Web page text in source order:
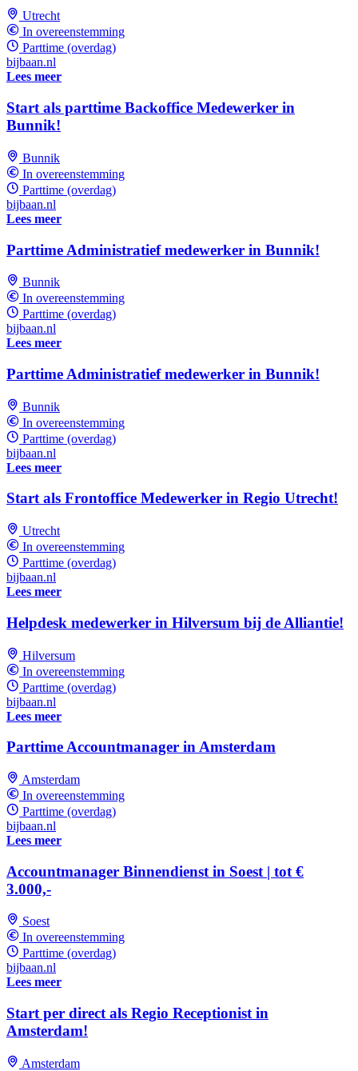
Utrecht
In overeenstemming
Parttime (overdag)
bijbaan.nl
Lees meer
Start als parttime Backoffice Medewerker in
Bunnik!
Bunnik
In overeenstemming
Parttime (overdag)
bijbaan.nl
Lees meer
Parttime Administratief medewerker in Bunnik!
Bunnik
In overeenstemming
Parttime (overdag)
bijbaan.nl
Lees meer
Parttime Administratief medewerker in Bunnik!
Bunnik
In overeenstemming
Parttime (overdag)
bijbaan.nl
Lees meer
Start als Frontoffice Medewerker in Regio Utrecht!
Utrecht
In overeenstemming
Parttime (overdag)
bijbaan.nl
Lees meer
Helpdesk medewerker in Hilversum bij de Alliantie!
Hilversum
In overeenstemming
Parttime (overdag)
bijbaan.nl
Lees meer
Parttime Accountmanager in Amsterdam
Amsterdam
In overeenstemming
Parttime (overdag)
bijbaan.nl
Lees meer
Accountmanager Binnendienst in Soest | tot €
3.000,-
Soest
In overeenstemming
Parttime (overdag)
bijbaan.nl
Lees meer
Start per direct als Regio Receptionist in
Amsterdam!
Amsterdam